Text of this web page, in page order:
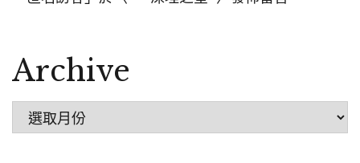
Archive
Archive